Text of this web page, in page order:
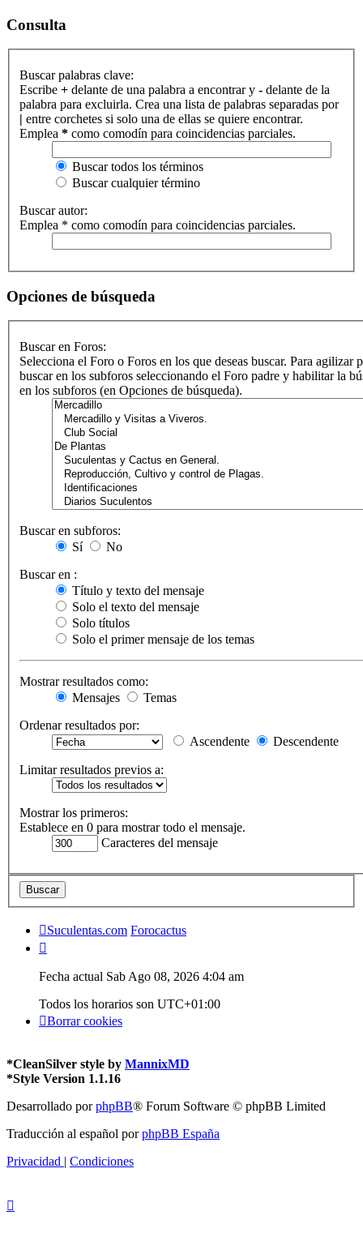
Consulta
Buscar palabras clave:
Escribe + delante de una palabra a encontrar y - delante de la
palabra para excluirla. Crea una lista de palabras separadas por
| entre corchetes si solo una de ellas se quiere encontrar.
Emplea * como comodín para coincidencias parciales.
Buscar todos los términos
Buscar cualquier término
Buscar autor:
Emplea * como comodín para coincidencias parciales.
Opciones de búsqueda
Buscar en Foros:
Selecciona el Foro o Foros en los que deseas buscar. Para agilizar
buscar en los subforos seleccionando el Foro padre y habilitar la
en los subforos (en Opciones de búsqueda).
Buscar en subforos:
Sí
No
Buscar en :
Título y texto del mensaje
Solo el texto del mensaje
Solo títulos
Solo el primer mensaje de los temas
Mostrar resultados como:
Mensajes
Temas
Ordenar resultados por:
Ascendente
Descendente
Limitar resultados previos a:
Mostrar los primeros:
Establece en 0 para mostrar todo el mensaje.
Caracteres del mensaje
Suculentas.com Forocactus
Fecha actual Sab Ago 08, 2026 4:04 am
Todos los horarios son UTC+01:00
Borrar cookies
*CleanSilver style by MannixMD
*Style Version 1.1.16
Desarrollado porphpBB® Forum Software © phpBB Limited
Traducción al español porphpBB España
Privacidad | Condiciones